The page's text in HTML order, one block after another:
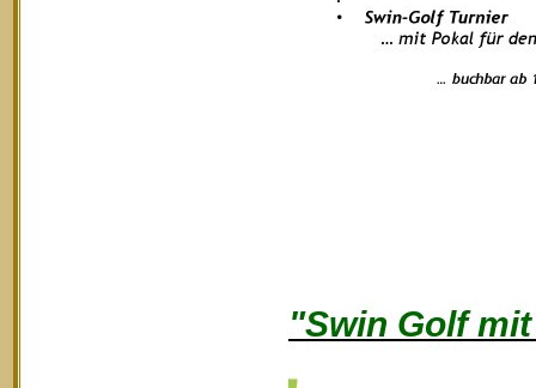
"Swin Golf